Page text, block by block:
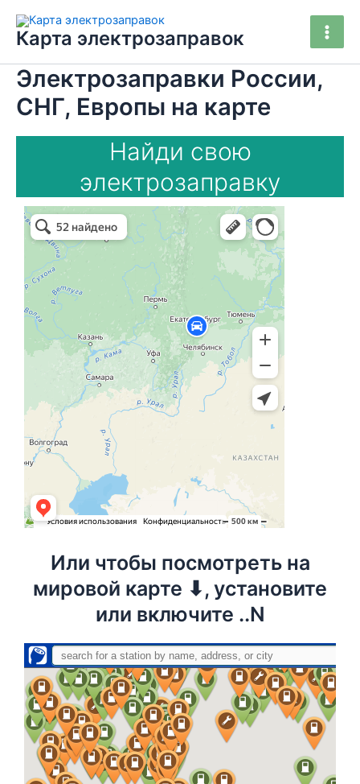
содержимому
Карта электрозаправок
Main
Электрозаправки России,
СНГ, Европы на карте
Найди свою
электрозаправку
электрозаправки россия в Набережных Челнах
Набережные Челны
Или чтобы посмотреть на
мировой карте ⬇, установите
или включите ..N